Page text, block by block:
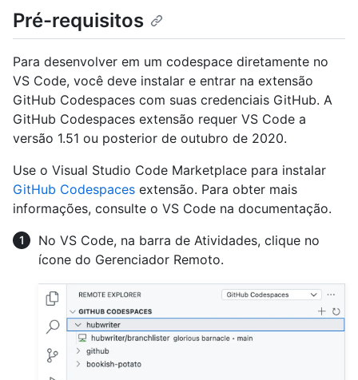
Pré-requisitos
Para desenvolver em um codespace diretamente no
VS Code, você deve instalar e entrar na extensão
GitHub Codespaces com suas credenciais GitHub. A
GitHub Codespaces extensão requer VS Code a
versão 1.51 ou posterior de outubro de 2020.
Use o Visual Studio Code Marketplace para instalar
GitHub Codespaces extensão. Para obter mais
informações, consulte o VS Code na documentação.
No VS Code, na barra de Atividades, clique no
ícone do Gerenciador Remoto.